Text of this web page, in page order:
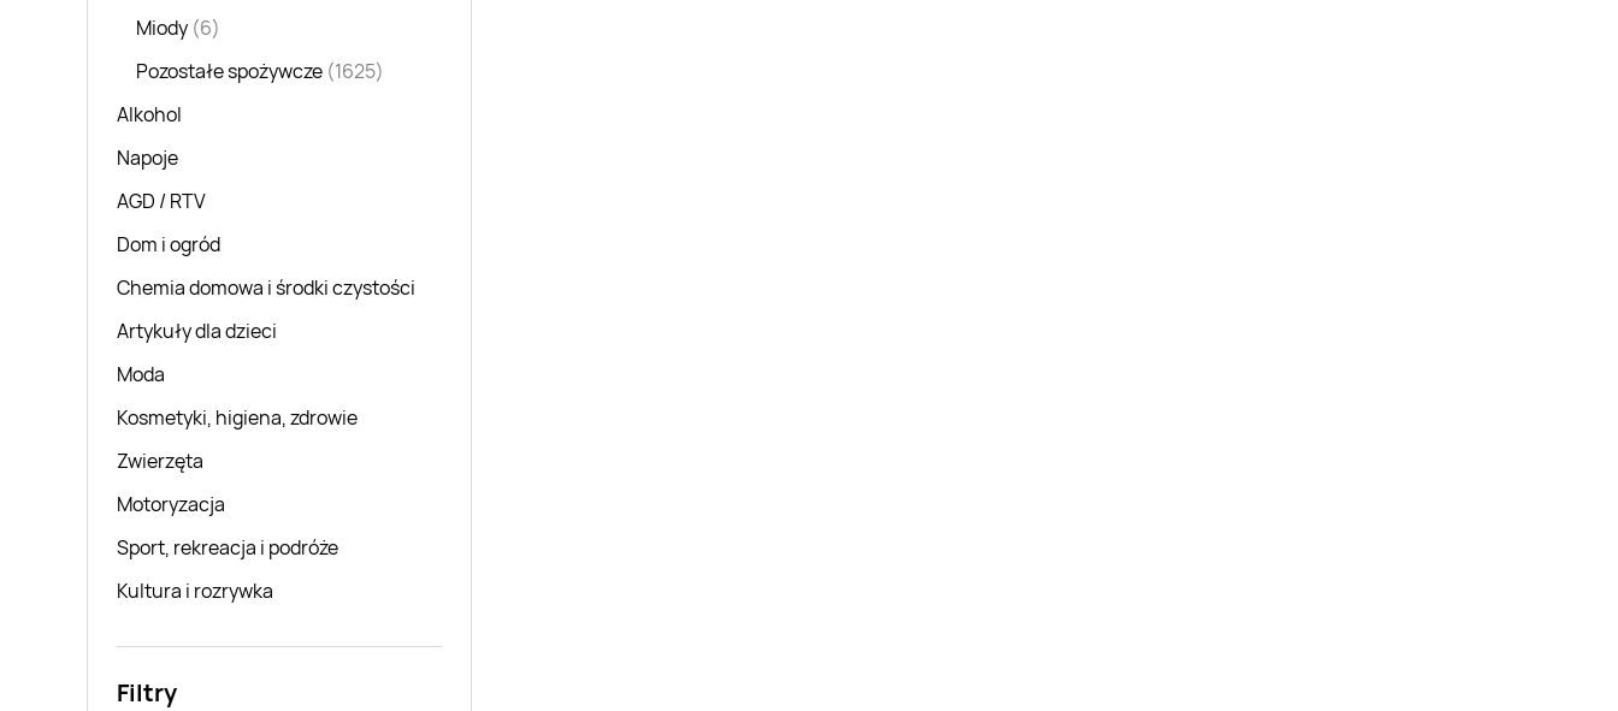
Miody (6)
Pozostałe spożywcze (1625)
Alkohol
Napoje
AGD / RTV
Dom i ogród
Chemia domowa i środki czystości
Artykuły dla dzieci
Moda
Kosmetyki, higiena, zdrowie
Zwierzęta
Motoryzacja
Sport, rekreacja i podróże
Kultura i rozrywka
Filtry